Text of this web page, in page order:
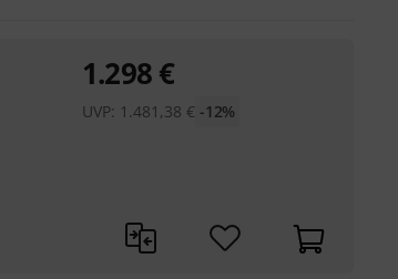
1.298€
UVP: 1.481,38 € -12%